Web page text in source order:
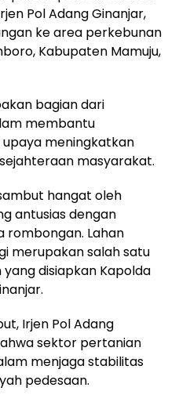
Pol Adang Ginanjar,
ke area perkebunan
Kabupaten Mamuju,
bagian dari
membantu
meningkatkan
masyarakat.
hangat oleh
antusias dengan
rombongan. Lahan
merupakan salah satu
disiapkan Kapolda
Irjen Pol Adang
sektor pertanian
menjaga stabilitas
pedesaan.